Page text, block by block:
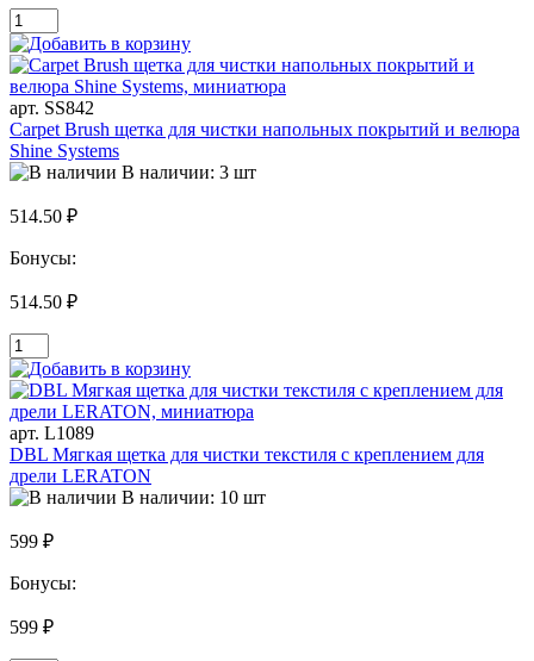
арт. SS842
Carpet Brush щетка для чистки напольных покрытий и велюра
Shine Systems
В наличии: 3 шт
514.50 ₽
Бонусы:
514.50 ₽
арт. L1089
DBL Мягкая щетка для чистки текстиля с креплением для
дрели LERATON
В наличии: 10 шт
599 ₽
Бонусы:
599 ₽